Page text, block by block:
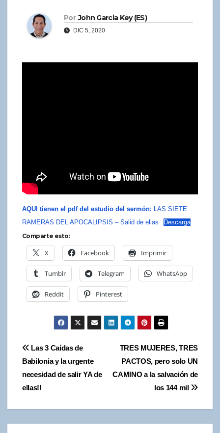
Por John Garcia Key (ES)
DIC 5, 2020
AQUI tienen el pdf del estudio del sermón: LAS SIETE
RAMERAS DEL APOCALIPSIS – Salid de ellas
Descarga
Comparte esto:
X Facebook Imprimir
Tumblr Telegram WhatsApp
Reddit Pinterest
Navegación
de
entradas
TRES MUJERES, TRES
PACTOS, pero solo UN
CAMINO a la salvación de
los 144 mil
Las 3 Caídas de
Babilonia y la urgente
necesidad de salir YA de
ellas!!